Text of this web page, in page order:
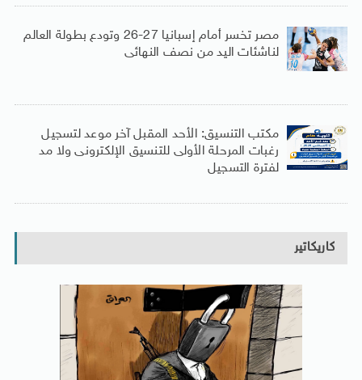
مصر تخسر أمام إسبانيا 27-26 وتودع بطولة العالم
لناشئات اليد من نصف النهائى
مكتب التنسيق: الأحد المقبل آخر موعد لتسجيل
رغبات المرحلة الأولى للتنسيق الإلكترونى ولا مد
لفترة التسجيل
كاريكاتير